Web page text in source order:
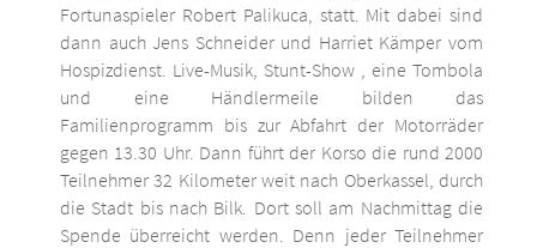
Fortunaspieler Robert Palikuca, statt. Mit dabei sind
dann auch Jens Schneider und Harriet Kämper vom
Hospizdienst. Live-Musik, Stunt-Show , eine Tombola
und eine Händlermeile bilden das
Familienprogramm bis zur Abfahrt der Motorräder
gegen 13.30 Uhr. Dann führt der Korso die rund 2000
Teilnehmer 32 Kilometer weit nach Oberkassel, durch
die Stadt bis nach Bilk. Dort soll am Nachmittag die
Spende überreicht werden. Denn jeder Teilnehmer